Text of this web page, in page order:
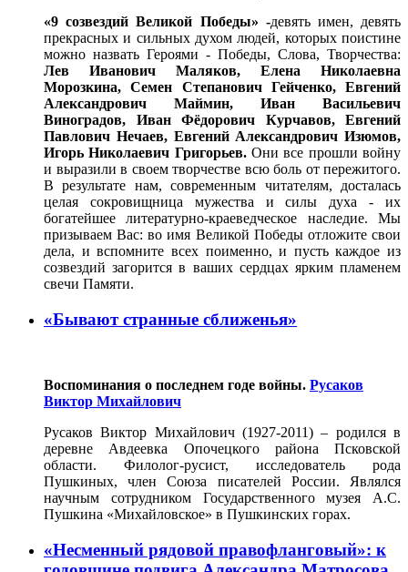
«9 созвездий Великой Победы» -девять имен, девять
прекрасных и сильных духом людей, которых поистине
можно назвать Героями - Победы, Слова, Творчества:
Лев Иванович Маляков, Елена Николаевна
Морозкина, Семен Степанович Гейченко, Евгений
Александрович Маймин, Иван Васильевич
Виноградов, Иван Фёдорович Курчавов, Евгений
Павлович Нечаев, Евгений Александрович Изюмов,
Игорь Николаевич Григорьев.Они все прошли войну
и выразили в своем творчестве всю боль от пережитого.
В результате нам, современным читателям, досталась
целая сокровищница мужества и силы духа - их
богатейшее литературно-краеведческое наследие. Мы
призываем Вас: во имя Великой Победы отложите свои
дела, и вспомните всех поименно, и пусть каждое из
созвездий загорится в ваших сердцах ярким пламенем
свечи Памяти.
«Бывают странные сближенья»
Воспоминания о последнем годе войны. Русаков
Виктор Михайлович
Русаков Виктор Михайлович (1927-2011) – родился в
деревне Авдеевка Опочецкого района Псковской
области. Филолог-русист, исследователь рода
Пушкиных, член Союза писателей России. Являлся
научным сотрудником Государственного музея А.С.
Пушкина «Михайловское» в Пушкинских горах.
«Несменный рядовой правофланговый»: к